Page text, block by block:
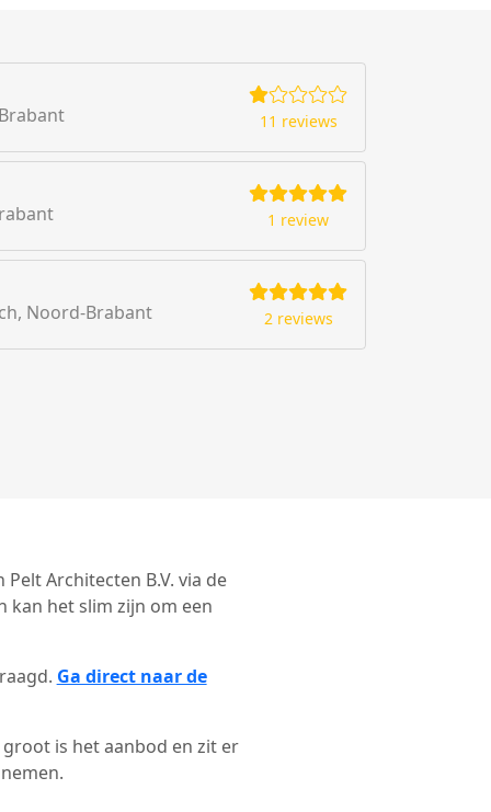
11 reviews
1 review
Noord-Brabant 2 reviews
Architecten B.V. via de
kan het slim zijn om een
Ga direct naar de
is het aanbod en zit er